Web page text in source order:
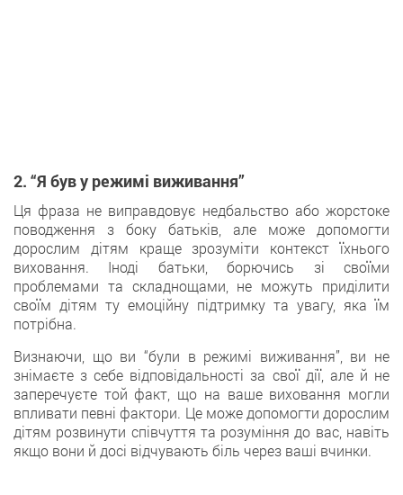
2. “Я був у режимі виживання”
Ця фраза не виправдовує недбальство або жорстоке
поводження з боку батьків, але може допомогти
дорослим дітям краще зрозуміти контекст їхнього
виховання. Іноді батьки, борючись зі своїми
проблемами та складнощами, не можуть приділити
своїм дітям ту емоційну підтримку та увагу, яка їм
потрібна.
Визнаючи, що ви “були в режимі виживання”, ви не
знімаєте з себе відповідальності за свої дії, але й не
заперечуєте той факт, що на ваше виховання могли
впливати певні фактори. Це може допомогти дорослим
дітям розвинути співчуття та розуміння до вас, навіть
якщо вони й досі відчувають біль через ваші вчинки.